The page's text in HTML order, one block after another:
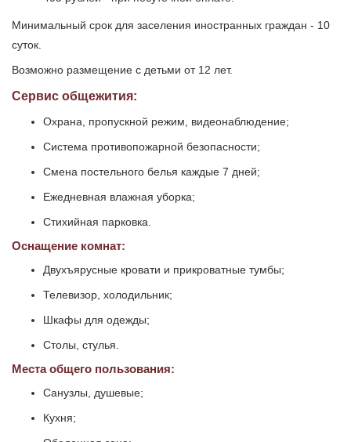
Минимальный срок для заселения иностранных граждан - 10
суток.
Возможно размещение с детьми от 12 лет.
Сервис общежития:
Охрана, пропускной режим, видеонаблюдение;
Система противопожарной безопасности;
Смена постельного белья каждые 7 дней;
Ежедневная влажная уборка;
Стихийная парковка.
Оснащение комнат:
Двухъярусные кровати и прикроватные тумбы;
Телевизор, холодильник;
Шкафы для одежды;
Столы, стулья.
Места общего пользования:
Санузлы, душевые;
Кухня;